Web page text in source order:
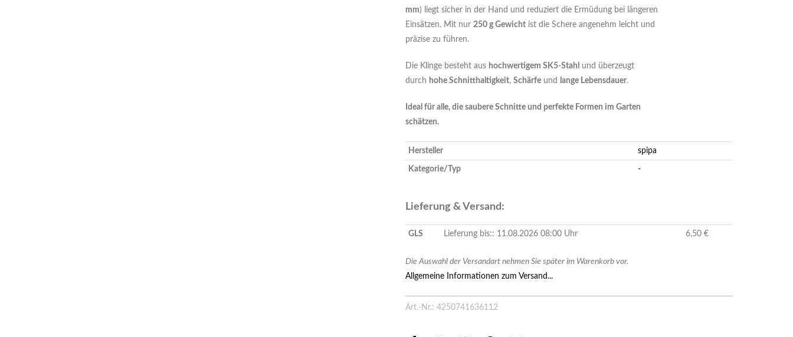
mm) liegt sicher in der Hand und reduziert die Ermüdung bei längeren
Einsätzen. Mit nur 250 g Gewicht ist die Schere angenehm leicht und
präzise zu führen.
Die Klinge besteht aus hochwertigem SK5-Stahl
und überzeugt
durch hohe Schnitthaltigkeit, Schärfe und lange Lebensdauer.
Ideal für alle, die saubere Schnitte und perfekte Formen im Garten
schätzen.
Hersteller spipa
Kategorie/Typ -
Lieferung & Versand:
GLS Lieferung bis:: 11.08.2026 08:00 Uhr 6,50 €
Die Auswahl der Versandart nehmen Sie später im Warenkorb vor.
Allgemeine Informationen zum Versand...
Art.-Nr.: 4250741636112